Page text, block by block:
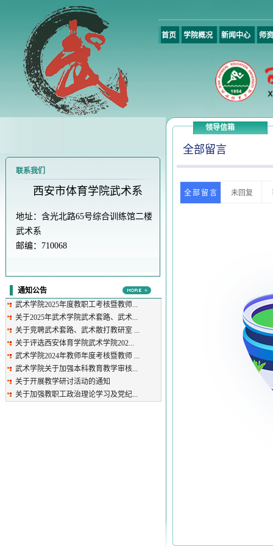
首页 学院概况 新闻中心 师
联系我们
西安市体育学院武术系
地址：含光北路65号综合训练馆二楼
武术系
邮编：710068
通知公告
武术学院2025年度教职工考核暨教师...
关于2025年武术学院武术套路、武术...
关于竞聘武术套路、武术散打教研室 ...
​关于评选西安体育学院武术学院202...
武术学院2024年教师年度考核暨教师 ...
武术学院关于加强本科教育教学审核...
关于开展教学研讨活动的通知
关于加强教职工政治理论学习及党纪...
领导信箱
全部留言